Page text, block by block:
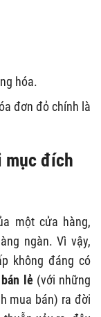
hóa.
đơn đỏ chính là
mục đích
một cửa hàng,
ngàn. Vì vậy,
không đáng có
lẻ (với những
mua bán) ra đời